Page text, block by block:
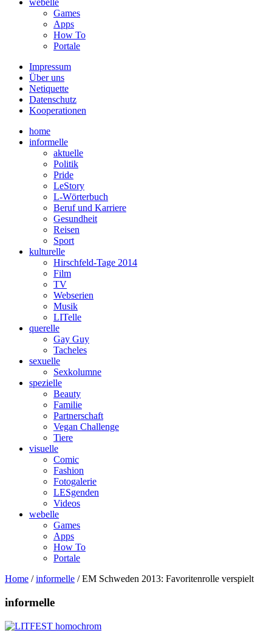
webelle
Games
Apps
How To
Portale
Impressum
Über uns
Netiquette
Datenschutz
Kooperationen
home
informelle
aktuelle
Politik
Pride
LeStory
L-Wörterbuch
Beruf und Karriere
Gesundheit
Reisen
Sport
kulturelle
Hirschfeld-Tage 2014
Film
TV
Webserien
Musik
LITelle
querelle
Gay Guy
Tacheles
sexuelle
Sexkolumne
spezielle
Beauty
Familie
Partnerschaft
Vegan Challenge
Tiere
visuelle
Comic
Fashion
Fotogalerie
LESgenden
Videos
webelle
Games
Apps
How To
Portale
Home /informelle /EM Schweden 2013: Favoritenrolle verspielt
informelle